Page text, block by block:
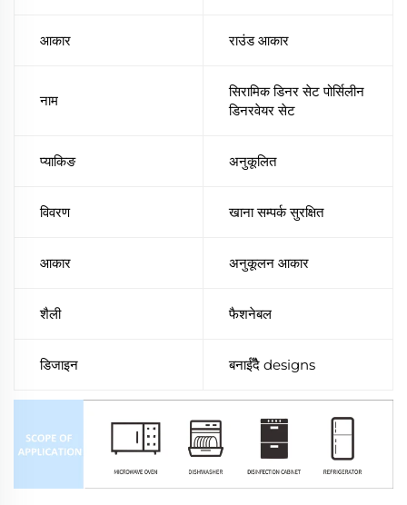
आकार राउंड आकार
नाम
सिरामिक डिनर सेट पोर्सिलीन
डिनरवेयर सेट
प्याकिङ अनुकूलित
विवरण खाना सम्पर्क सुरक्षित
आकार अनुकूलन आकार
शैली फैशनेबल
डिजाइन बनाईँदै designs